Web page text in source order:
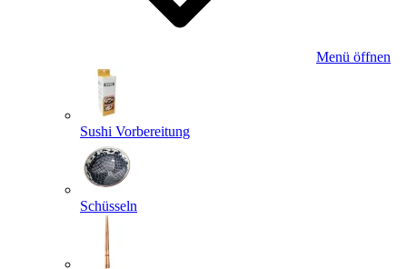
Menü öffnen
Sushi Vorbereitung
Schüsseln